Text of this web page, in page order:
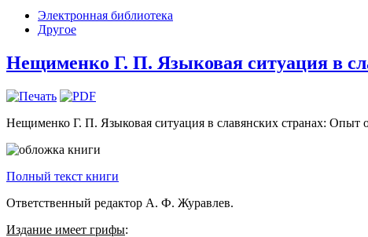
Электронная библиотека
Другое
Нещименко Г. П. Языковая ситуация в
Нещименко Г. П. Языковая ситуация в славянских странах:
Полный текст книги
Ответственный редактор А. Ф. Журавлев.
Издание имеет грифы: